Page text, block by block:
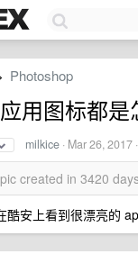
› Photoshop
用图标都
milkice · Mar 26, 2017
created in 3420
酷安上看到很漂亮的